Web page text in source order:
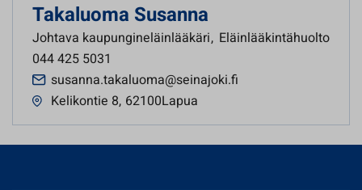
Takaluoma Susanna
Johtava kaupungineläinlääkäri, Eläinlääkintähuolto
044 425 5031
susanna.takaluoma@seinajoki.fi
Kelikontie 8, 62100Lapua